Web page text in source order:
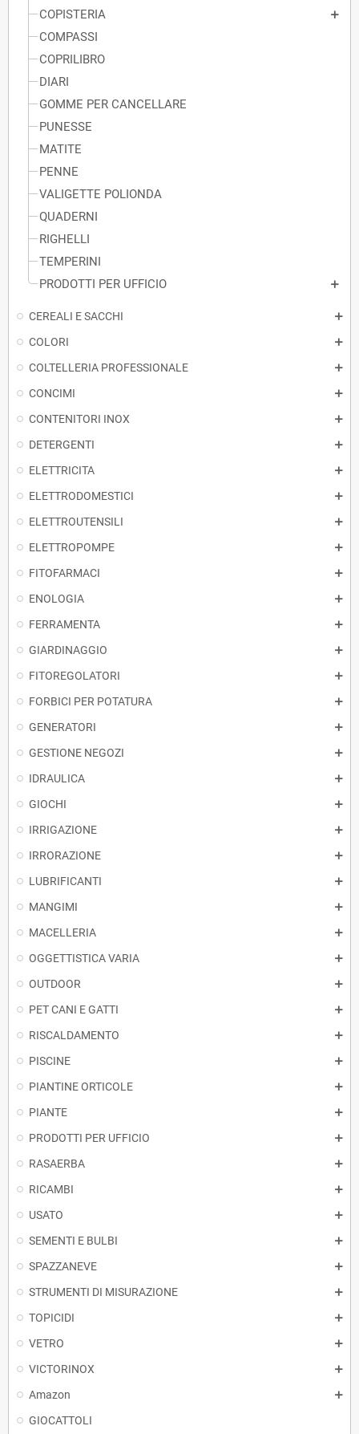
COPISTERIA
COMPASSI
COPRILIBRO
DIARI
GOMME PER CANCELLARE
PUNESSE
MATITE
PENNE
VALIGETTE POLIONDA
QUADERNI
RIGHELLI
TEMPERINI
PRODOTTI PER UFFICIO
CEREALI E SACCHI
COLORI
COLTELLERIA PROFESSIONALE
CONCIMI
CONTENITORI INOX
DETERGENTI
ELETTRICITA
ELETTRODOMESTICI
ELETTROUTENSILI
ELETTROPOMPE
FITOFARMACI
ENOLOGIA
FERRAMENTA
GIARDINAGGIO
FITOREGOLATORI
FORBICI PER POTATURA
GENERATORI
GESTIONE NEGOZI
IDRAULICA
GIOCHI
IRRIGAZIONE
IRRORAZIONE
LUBRIFICANTI
MANGIMI
MACELLERIA
OGGETTISTICA VARIA
OUTDOOR
PET CANI E GATTI
RISCALDAMENTO
PISCINE
PIANTINE ORTICOLE
PIANTE
PRODOTTI PER UFFICIO
RASAERBA
RICAMBI
USATO
SEMENTI E BULBI
SPAZZANEVE
STRUMENTI DI MISURAZIONE
TOPICIDI
VETRO
VICTORINOX
Amazon
GIOCATTOLI